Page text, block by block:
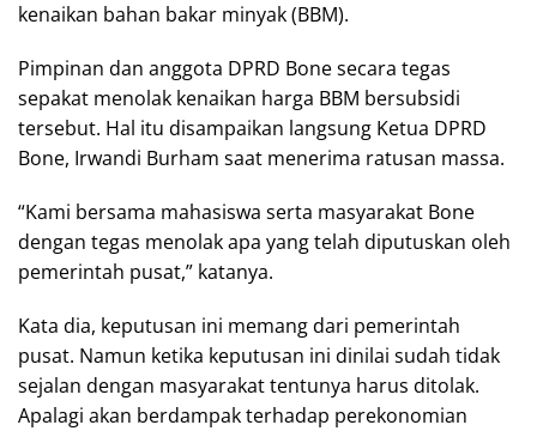
kenaikan bahan bakar minyak (BBM).
Pimpinan dan anggota DPRD Bone secara tegas
sepakat menolak kenaikan harga BBM bersubsidi
tersebut. Hal itu disampaikan langsung Ketua DPRD
Bone, Irwandi Burham saat menerima ratusan massa.
“Kami bersama mahasiswa serta masyarakat Bone
dengan tegas menolak apa yang telah diputuskan oleh
pemerintah pusat,” katanya.
Kata dia, keputusan ini memang dari pemerintah
pusat. Namun ketika keputusan ini dinilai sudah tidak
sejalan dengan masyarakat tentunya harus ditolak.
Apalagi akan berdampak terhadap perekonomian